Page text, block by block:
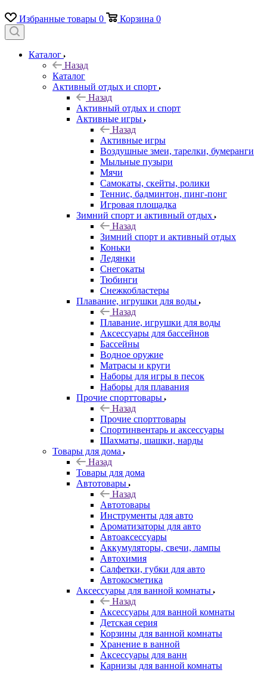
Избранные товары 0 Корзина 0
Каталог
Назад
Каталог
Активный отдых и спорт
Назад
Активный отдых и спорт
Активные игры
Назад
Активные игры
Воздушные змеи, тарелки, бумеранги
Мыльные пузыри
Мячи
Самокаты, скейты, ролики
Теннис, бадминтон, пинг-понг
Игровая площадка
Зимний спорт и активный отдых
Назад
Зимний спорт и активный отдых
Коньки
Ледянки
Снегокаты
Тюбинги
Снежкобластеры
Плавание, игрушки для воды
Назад
Плавание, игрушки для воды
Аксессуары для бассейнов
Бассейны
Водное оружие
Матрасы и круги
Наборы для игры в песок
Наборы для плавания
Прочие спорттовары
Назад
Прочие спорттовары
Спортинвентарь и аксессуары
Шахматы, шашки, нарды
Товары для дома
Назад
Товары для дома
Автотовары
Назад
Автотовары
Инструменты для авто
Ароматизаторы для авто
Автоаксессуары
Аккумуляторы, свечи, лампы
Автохимия
Салфетки, губки для авто
Автокосметика
Аксессуары для ванной комнаты
Назад
Аксессуары для ванной комнаты
Детская серия
Корзины для ванной комнаты
Хранение в ванной
Аксессуары для ванн
Карнизы для ванной комнаты